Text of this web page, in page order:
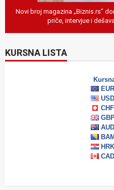
Novi broj magazina „Biznis.rs”
priče, intervjue i
KURSNA LISTA